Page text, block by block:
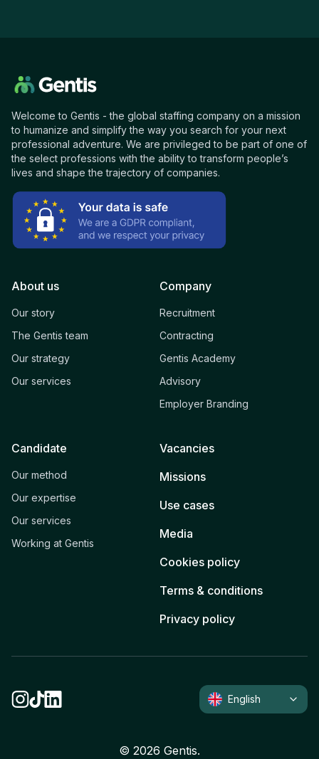
Welcome to Gentis - the global staffing company on a mission
to humanize and simplify the way you search for your next
professional adventure. We are privileged to be part of one of
the select professions with the ability to transform people’s
lives and shape the trajectory of companies.
About us
Our story
The Gentis team
Our strategy
Our services
Company
Recruitment
Contracting
Gentis Academy
Advisory
Employer Branding
Candidate
Our method
Our expertise
Our services
Working at Gentis
Vacancies
Missions
Use cases
Media
Cookies policy
Terms & conditions
Privacy policy
© 2026 Gentis.
English